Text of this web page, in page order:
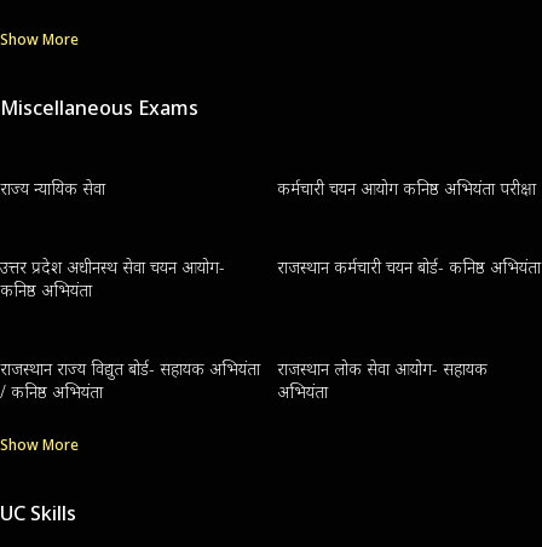
Show More
Miscellaneous Exams
राज्य न्यायिक सेवा कर्मचारी चयन आयोग कनिष्ठ अभियंता परीक्षा
उत्तर प्रदेश अधीनस्थ सेवा चयन आयोग-
कनिष्ठ अभियंता
राजस्थान कर्मचारी चयन बोर्ड- कनिष्ठ अभियंता
राजस्थान राज्य विद्युत बोर्ड- सहायक अभियंता
/ कनिष्ठ अभियंता
राजस्थान लोक सेवा आयोग- सहायक
अभियंता
Show More
UC Skills